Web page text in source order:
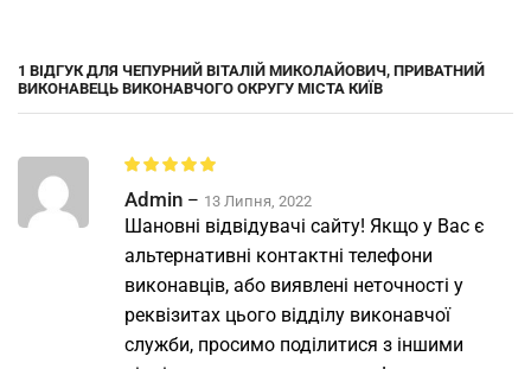
1 ВІДГУК ДЛЯ ЧЕПУРНИЙ ВІТАЛІЙ МИКОЛАЙОВИЧ, ПРИВАТНИЙ
ВИКОНАВЕЦЬ ВИКОНАВЧОГО ОКРУГУ МІСТА КИЇВ
Admin – 13 Липня, 2022
Шановні відвідувачі сайту! Якщо у Вас є
альтернативні контактні телефони
виконавців, або виявлені неточності у
реквізитах цього відділу виконавчої
служби, просимо поділитися з іншими